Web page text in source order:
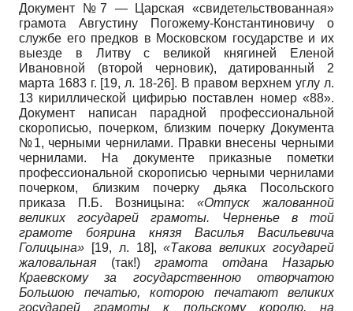
Документ №7 — Царская «свидетельствованная»
грамота Августину Погожему-Константиновичу о
службе его предков в Московском государстве и их
выезде в Литву с великой княгиней Еленой
Ивановной (второй черновик), датированный 2
марта 1683 г. [19, л. 18-26]. В правом верхнем углу л.
13 кириллической цифирью поставлен номер «88».
Документ написан парадной профессиональной
скорописью, почерком, близким почерку Документа
№1, черными чернилами. Правки внесены черными
чернилами. На документе приказные пометки
профессиональной скорописью черными чернилами
почерком, близким почерку дьяка Посольского
приказа П.Б. Возницына: «Отпуск жалованной
великих государей грамоты. Черненье в той
грамоте боярина князя Василья Васильевича
Голицына» [19, л. 18],«Такова великих государей
жаловальная (так!) грамота отдана Назарью
Краевскому за государственною отворчатою
Большою печатью, которою печатают великих
государей грамоты к польскому королю, на